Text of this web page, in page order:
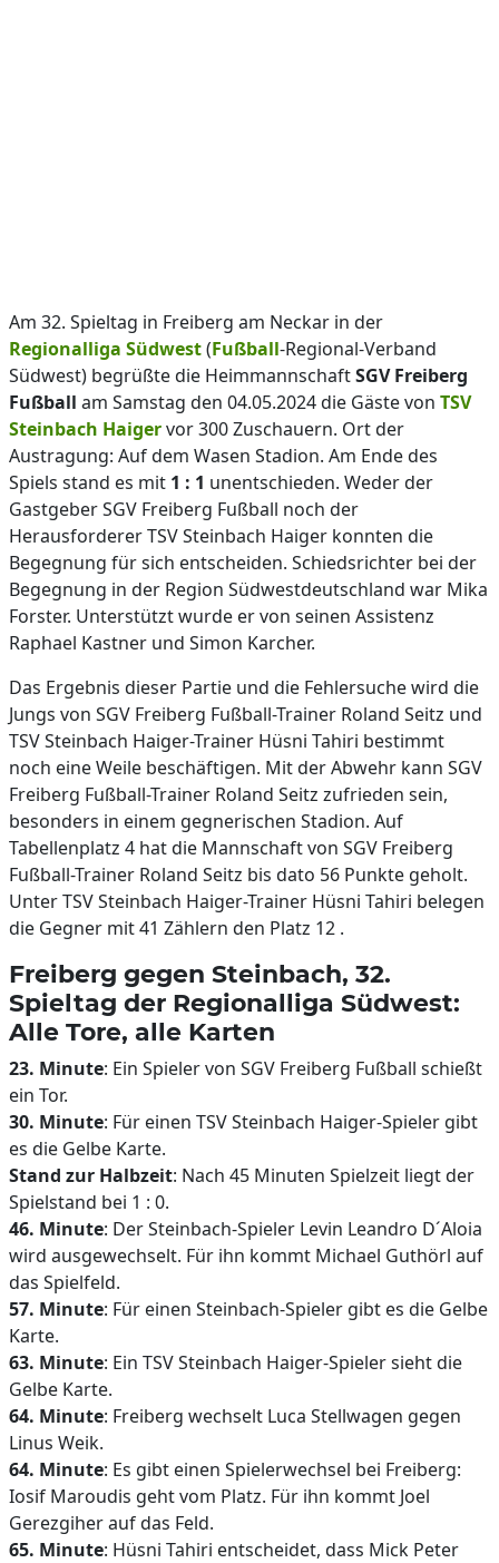
Am 32. Spieltag in Freiberg am Neckar in der
Regionalliga Südwest(Fußball-Regional-Verband
Südwest) begrüßte die HeimmannschaftSGV Freiberg
Fußball am Samstag den 04.05.2024 die Gäste von TSV
Steinbach Haigervor 300 Zuschauern. Ort der
Austragung: Auf dem Wasen Stadion. Am Ende des
Spiels stand es mit 1 : 1 unentschieden. Weder der
Gastgeber SGV Freiberg Fußball noch der
Herausforderer TSV Steinbach Haiger konnten die
Begegnung für sich entscheiden. Schiedsrichter bei der
Begegnung in der Region Südwestdeutschland war Mika
Forster. Unterstützt wurde er von seinen Assistenz
Raphael Kastner und Simon Karcher.
Das Ergebnis dieser Partie und die Fehlersuche wird die
Jungs von SGV Freiberg Fußball-Trainer Roland Seitz und
TSV Steinbach Haiger-Trainer Hüsni Tahiri bestimmt
noch eine Weile beschäftigen. Mit der Abwehr kann SGV
Freiberg Fußball-Trainer Roland Seitz zufrieden sein,
besonders in einem gegnerischen Stadion. Auf
Tabellenplatz 4 hat die Mannschaft von SGV Freiberg
Fußball-Trainer Roland Seitz bis dato 56 Punkte geholt.
Unter TSV Steinbach Haiger-Trainer Hüsni Tahiri belegen
die Gegner mit 41 Zählern den Platz 12 .
Freiberg gegen Steinbach, 32.
Spieltag der Regionalliga Südwest:
Alle Tore, alle Karten
23. Minute: Ein Spieler von SGV Freiberg Fußball schießt
ein Tor.
30. Minute: Für einen TSV Steinbach Haiger-Spieler gibt
es die Gelbe Karte.
Stand zur Halbzeit: Nach 45 Minuten Spielzeit liegt der
Spielstand bei 1 : 0.
46. Minute: Der Steinbach-Spieler Levin Leandro D´Aloia
wird ausgewechselt. Für ihn kommt Michael Guthörl auf
das Spielfeld.
57. Minute: Für einen Steinbach-Spieler gibt es die Gelbe
Karte.
63. Minute: Ein TSV Steinbach Haiger-Spieler sieht die
Gelbe Karte.
64. Minute: Freiberg wechselt Luca Stellwagen gegen
Linus Weik.
64. Minute: Es gibt einen Spielerwechsel bei Freiberg:
Iosif Maroudis geht vom Platz. Für ihn kommt Joel
Gerezgiher auf das Feld.
65. Minute: Hüsni Tahiri entscheidet, dass Mick Peter